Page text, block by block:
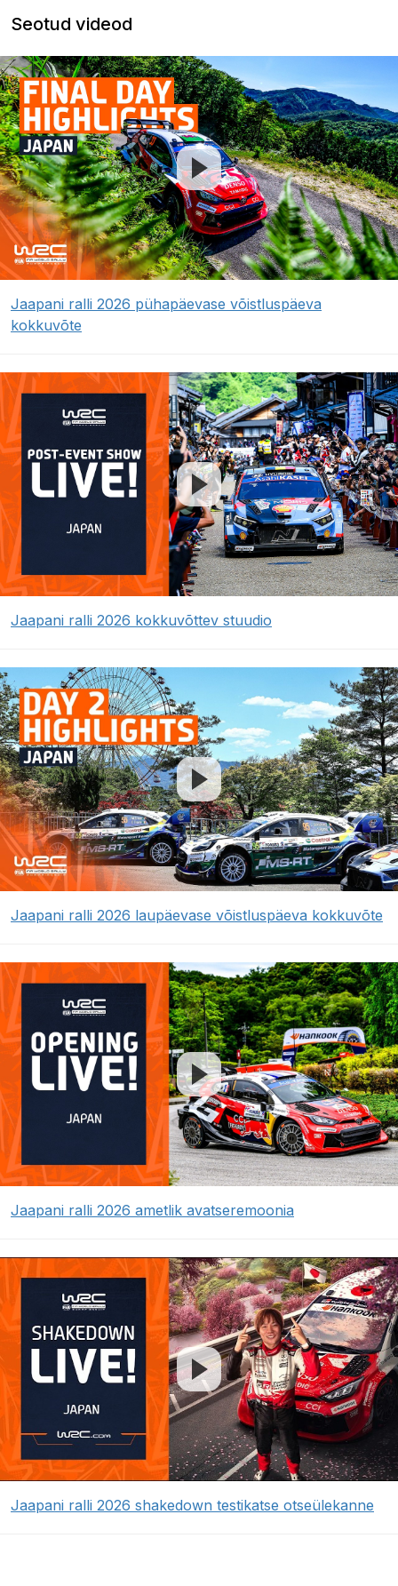
Seotud videod
Jaapani ralli 2026 pühapäevase võistluspäeva
kokkuvõte
Jaapani ralli 2026 kokkuvõttev stuudio
Jaapani ralli 2026 laupäevase võistluspäeva kokkuvõte
Jaapani ralli 2026 ametlik avatseremoonia
Jaapani ralli 2026 shakedown testikatse otseülekanne